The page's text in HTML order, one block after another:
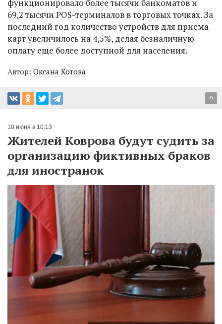
функционировало более тысячи банкоматов и
69,2 тысячи POS-терминалов в торговых точках. За
последний год количество устройств для приема
карт увеличилось на 4,5%, делая безналичную
оплату еще более доступной для населения.
Автор: Оксана Котова
^
10 июня в 10:13
Жителей Коврова будут судить за
организацию фиктивных браков
для иностранок